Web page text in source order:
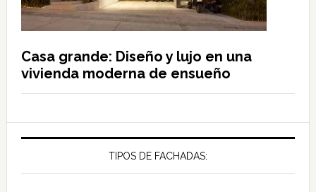
Casa grande: Diseño y lujo en una
vivienda moderna de ensueño
TIPOS DE FACHADAS: